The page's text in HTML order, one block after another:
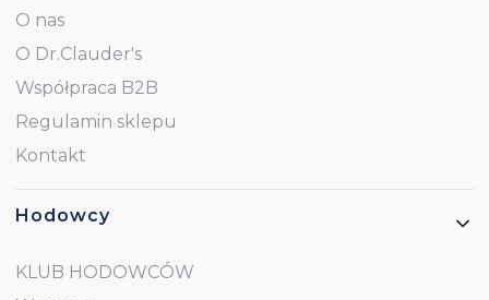
O nas
O Dr.Clauder's
Współpraca B2B
Regulamin sklepu
Kontakt
Hodowcy
KLUB HODOWCÓW